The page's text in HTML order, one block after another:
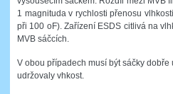
1 magnituda v rychlosti přenosu
při 100 oF). Zařízení ESDS citlivá na
MVB sáčcích.
V obou případech musí být sáčky dobře
udržovaly vhkost.